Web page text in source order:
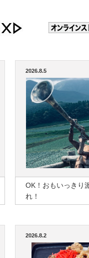
2026.8.5
OK！おもいっきり
れ！
2026.8.2